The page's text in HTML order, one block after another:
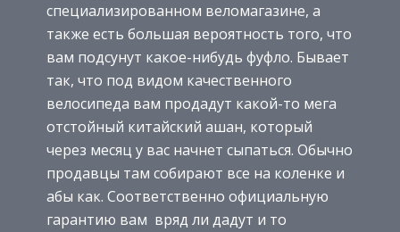
специализированном веломагазине, а
также есть большая вероятность того, что
вам подсунут какое-нибудь фуфло. Бывает
так, что под видом качественного
велосипеда вам продадут какой-то мега
отстойный китайский ашан, который
через месяц у вас начнет сыпаться. Обычно
продавцы там собирают все на коленке и
абы как. Соответственно официальную
гарантию вам вряд ли дадут и то